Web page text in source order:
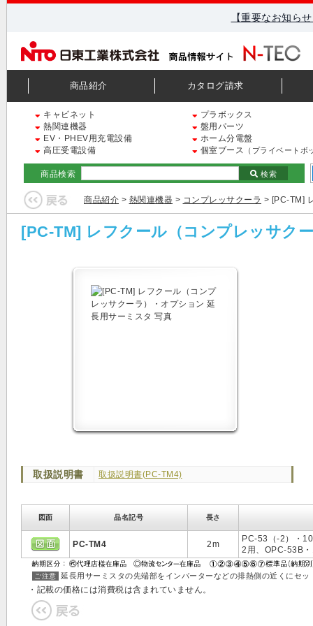
【重要なお知ら
商品紹介 カタログ請求
キャビネット
プラボックス
熱関連機器
盤用パーツ
EV・PHEV用充電設備
ホーム分電盤
高圧受電設備
個室ブース （プライベートボ
商品検索 検索
商品紹介 > 熱関連機器 > コンプレッサクーラ > [PC-TM]
[PC-TM] レフクール（コンプレッサク
取扱説明書 取扱説明書(PC-TM4)
図面 品名記号 長さ
PC-TM4 2m
PC-53（-2）・
2用、OPC-53B
ご注意 延長用サーミスタの先端部をインバーターなどの排熱側の近くにセッ
・記載の価格には消費税は含まれていません。